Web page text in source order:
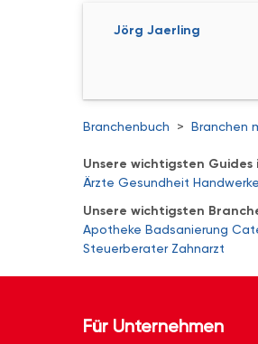
Jörg Jaerling
Branchenbuch > Branchen
Unsere wichtigsten Guides
Ärzte Gesundheit
Unsere wichtigsten
Apotheke Badsanierung
Steuerberater Zahnarzt
Für Unternehmen